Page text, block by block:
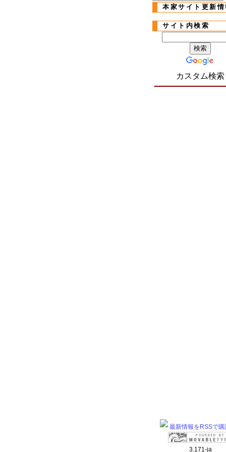
本家サイト更新
サイト内検索
カスタム検索
最新情報をRSSで購
3.171-ja